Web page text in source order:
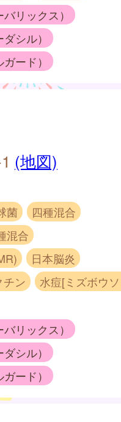
リックス）
シル）
ード）
(地図)
菌
四種混合
混合
日本脳炎
チン
水痘[ミズボウ
リックス）
シル）
ード）